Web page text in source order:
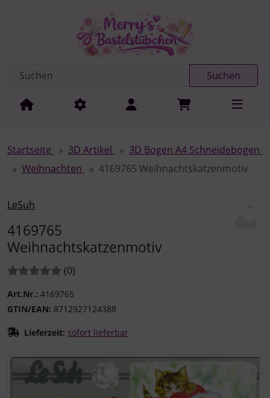
Springe zur Navigation
Suchen
Startseite 3D Artikel
3D Bogen A4 Schneidebogen
Weihnachten
4169765 Weihnachtskatzenmotiv
LeSuh
4169765
Weihnachtskatzenmotiv
Bewertungen:
(0Bewertungen
)
Art.Nr.: 4169765
GTIN/EAN: 8712927124388
Lieferzeit: sofort lieferbar
Wenn mehr als ein Produktbild existiert, können Sie die